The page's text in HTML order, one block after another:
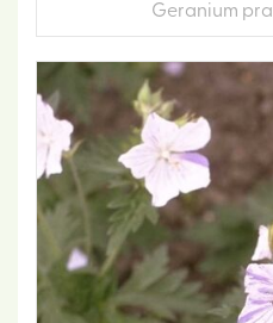
Geranium